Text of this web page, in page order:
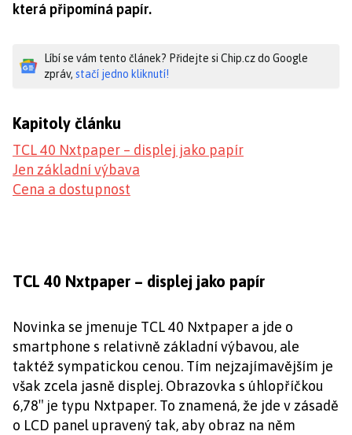
která připomíná papír.
Líbí se vám tento článek? Přidejte si Chip.cz do Google
zpráv, stačí jedno kliknutí!
Kapitoly článku
TCL 40 Nxtpaper – displej jako papír
Jen základní výbava
Cena a dostupnost
TCL 40 Nxtpaper – displej jako papír
Novinka se jmenuje TCL 40 Nxtpaper a jde o
smartphone s relativně základní výbavou, ale
taktéž sympatickou cenou. Tím nejzajímavějším je
však zcela jasně displej. Obrazovka s úhlopříčkou
6,78″ je typu Nxtpaper. To znamená, že jde v zásadě
o LCD panel upravený tak, aby obraz na něm